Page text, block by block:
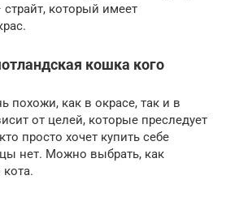
который имеет
кошка кого
похожи, как в окрасе, так и в
от целей, которые преследует
просто хочет купить себе
нет. Можно выбрать, как
кота.